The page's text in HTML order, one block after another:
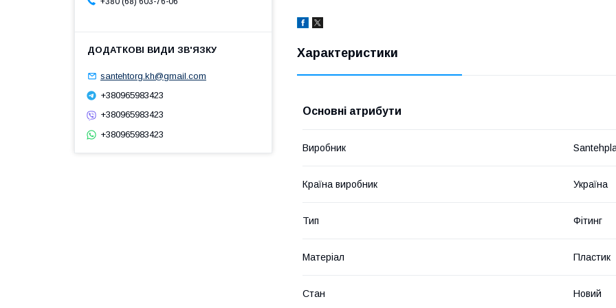
Характеристики
Основні атрибути
Виробник
Країна виробник Україна
Тип Фітинг
Матеріал Пластик
Стан Новий
santehtorg.kh@gmail.com
+380965983423
+380965983423
+380965983423